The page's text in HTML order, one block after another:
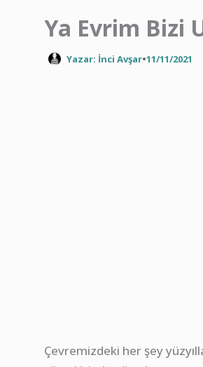
Ya Evrim Bizi
Yazar: İnci Avşar•11/11/2021
Çevremizdeki her şey